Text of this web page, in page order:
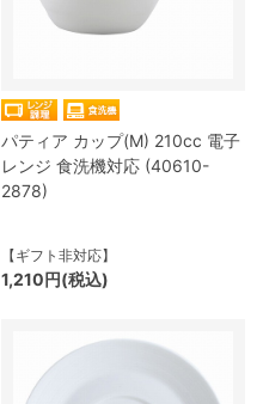
パティア カップ(M) 210cc 電子
レンジ 食洗機対応 (40610-
2878)
【ギフト非対応】
1,210円(税込)